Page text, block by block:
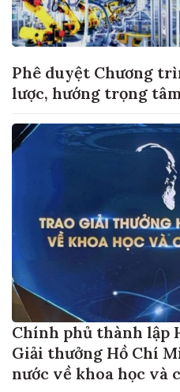
Phê duyệt Chương
lược, hướng trọng
Chính phủ thành lập
Giải thưởng Hồ Chí
nước về khoa học và